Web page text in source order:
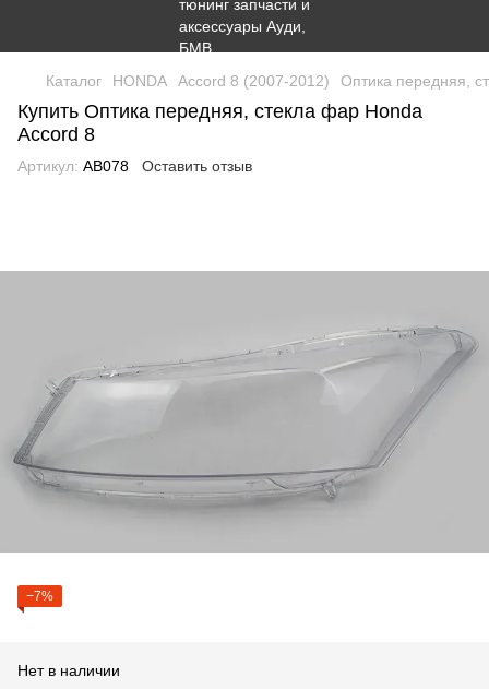
Каталог HONDA Accord 8 (2007-2012) Оптика передняя,
Купить Оптика передняя, стекла фар Honda
Accord 8
Артикул: AB078 Оставить отзыв
−7%
Нет в наличии